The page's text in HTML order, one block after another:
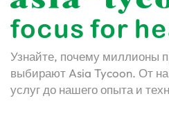
Узнайте, почему миллионы
выбирают Asia Tycoon. От
услуг до нашего опыта и